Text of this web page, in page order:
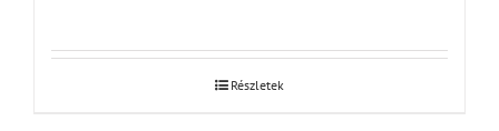
Részletek